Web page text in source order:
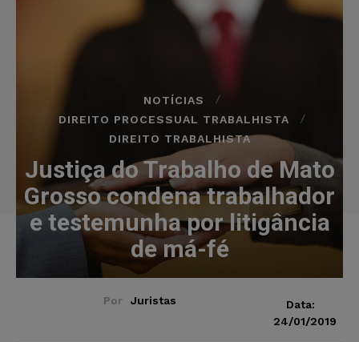
NOTÍCIAS
DIREITO PROCESSUAL TRABALHISTA
DIREITO TRABALHISTA
Justiça do Trabalho de Mato
Grosso condena trabalhador
e testemunha por litigância
de má-fé
Por Juristas
Data:
24/01/2019